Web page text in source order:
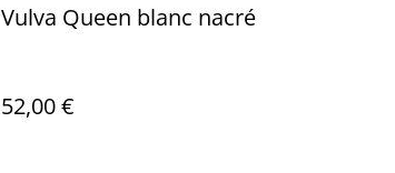
Vulva Queen blanc nacré
52,00 €